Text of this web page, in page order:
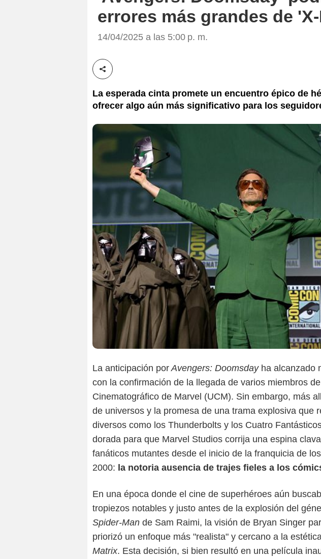
errores más grandes de
14/04/2025 a las 5:00 p. m.
Compartir esta noticia
La esperada cinta promete un encuentro épico de
ofrecer algo aún más significativo para los
La anticipación por Avengers: Doomsday ha alcanzado
con la confirmación de la llegada de varios miembros
Cinematográfico de Marvel (UCM). Sin embargo, más
de universos y la promesa de una trama explosiva que
diversos como los Thunderbolts y los Cuatro
dorada para que Marvel Studios corrija una espina
fanáticos mutantes desde el inicio de la franquicia de
2000: la notoria ausencia de trajes fieles a los
En una época donde el cine de superhéroes aún
tropiezos notables y justo antes de la explosión del
Spider-Man de Sam Raimi, la visión de Bryan Singer
priorizó un enfoque más "realista" y cercano a la
Matrix. Esta decisión, si bien resultó en una película